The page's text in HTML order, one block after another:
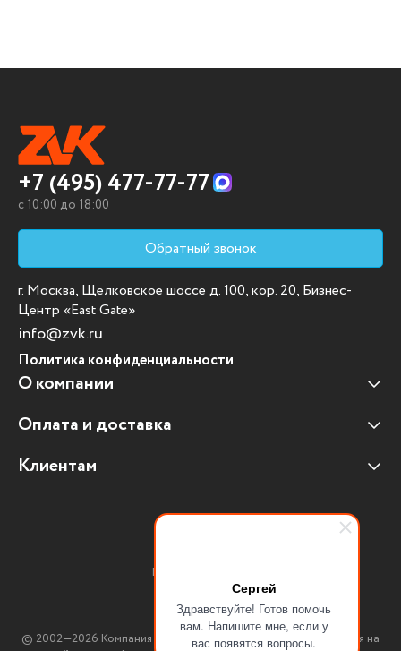
Сергей
Здравствуйте! Готов помочь
вам. Напишите мне, если у
вас появятся вопросы.
+7 (495) 477-77-77
c 10:00 до 18:00
Обратный звонок
г. Москва, Щелковское шоссе д. 100, кор. 20, Бизнес-
Центр «East Gate»
info@zvk.ru
Политика конфиденциальности
О компании
Наши клиенты
Отзывы клиентов
Оплата и доставка
Оплата и доставка
Клиентам
Мультимедийное оборудование
© 2002—2026 Компания ЗВК. *Вся информация, опубликованная на
Присоединяйтесь: